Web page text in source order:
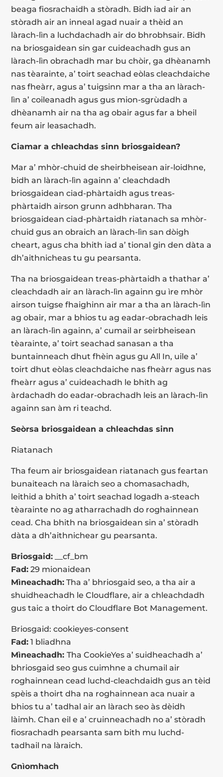
beaga fiosrachaidh a stòradh. Bidh iad air an
stòradh air an inneal agad nuair a thèid an
làrach-lìn a luchdachadh air do bhrobhsair. Bidh
na briosgaidean sin gar cuideachadh gus an
làrach-lìn obrachadh mar bu chòir, ga dhèanamh
nas tèarainte, a’ toirt seachad eòlas cleachdaiche
nas fheàrr, agus a’ tuigsinn mar a tha an làrach-
lìn a’ coileanadh agus gus mion-sgrùdadh a
dhèanamh air na tha ag obair agus far a bheil
feum air leasachadh.
Ciamar a chleachdas sinn briosgaidean?
Mar a’ mhòr-chuid de sheirbheisean air-loidhne,
bidh an làrach-lìn againn a’ cleachdadh
briosgaidean ciad-phàrtaidh agus treas-
phàrtaidh airson grunn adhbharan. Tha
briosgaidean ciad-phàrtaidh riatanach sa mhòr-
chuid gus an obraich an làrach-lìn san dòigh
cheart, agus cha bhith iad a’ tional gin den dàta a
dh’aithnicheas tu gu pearsanta.
Tha na briosgaidean treas-phàrtaidh a thathar a’
cleachdadh air an làrach-lìn againn gu ìre mhòr
airson tuigse fhaighinn air mar a tha an làrach-lìn
ag obair, mar a bhios tu ag eadar-obrachadh leis
an làrach-lìn againn, a’ cumail ar seirbheisean
tèarainte, a’ toirt seachad sanasan a tha
buntainneach dhut fhèin agus gu All In, uile a’
toirt dhut eòlas cleachdaiche nas fheàrr agus nas
fheàrr agus a’ cuideachadh le bhith ag
àrdachadh do eadar-obrachadh leis an làrach-lìn
againn san àm ri teachd.
Seòrsa briosgaidean a chleachdas sinn
Riatanach
Tha feum air briosgaidean riatanach gus feartan
bunaiteach na làraich seo a chomasachadh,
leithid a bhith a’ toirt seachad logadh a-steach
tèarainte no ag atharrachadh do roghainnean
cead. Cha bhith na briosgaidean sin a’ stòradh
dàta a dh’aithnichear gu pearsanta.
Briosgaid: __cf_bm
Fad: 29 mionaidean
Mìneachadh: Tha a’ bhriosgaid seo, a tha air a
shuidheachadh le Cloudflare, air a chleachdadh
gus taic a thoirt do Cloudflare Bot Management.
Briosgaid: cookieyes-consent
Fad: 1 bliadhna
Mìneachadh:Tha CookieYes a’ suidheachadh a’
bhriosgaid seo gus cuimhne a chumail air
roghainnean cead luchd-cleachdaidh gus an tèid
spèis a thoirt dha na roghainnean aca nuair a
bhios tu a’ tadhal air an làrach seo às dèidh
làimh. Chan eil e a’ cruinneachadh no a’ stòradh
fiosrachadh pearsanta sam bith mu luchd-
tadhail na làraich.
Gnìomhach